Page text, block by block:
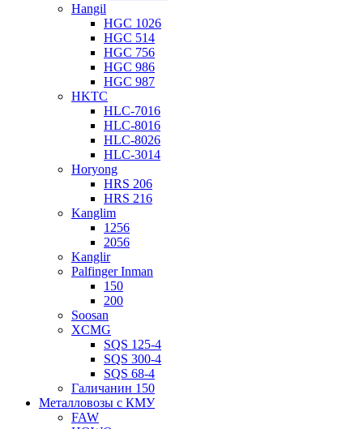
Hangil
HGC 1026
HGC 514
HGC 756
HGC 986
HGC 987
HKTC
HLC-7016
HLC-8016
HLC-8026
HLC-3014
Horyong
HRS 206
HRS 216
Kanglim
1256
2056
Kanglir
Palfinger Inman
150
200
Soosan
XCMG
SQS 125-4
SQS 300-4
SQS 68-4
Галичанин 150
Металловозы с КМУ
FAW